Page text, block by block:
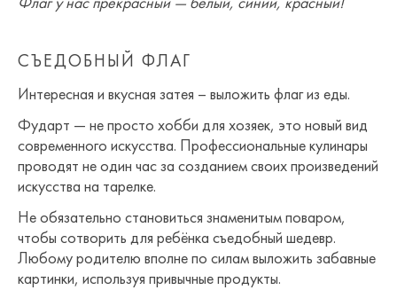
СЪЕДОБНЫЙ ФЛАГ
Интересная и вкусная затея – выложить флаг из еды.
Фударт — не просто хобби для хозяек, это новый вид
современного искусства. Профессиональные кулинары
проводят не один час за созданием своих произведений
искусства на тарелке.
Не обязательно становиться знаменитым поваром,
чтобы сотворить для ребёнка съедобный шедевр.
Любому родителю вполне по силам выложить забавные
картинки, используя привычные продукты.